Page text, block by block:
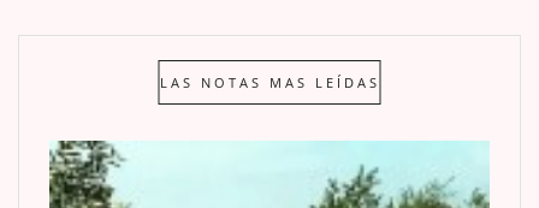
LAS NOTAS MAS LEÍDAS